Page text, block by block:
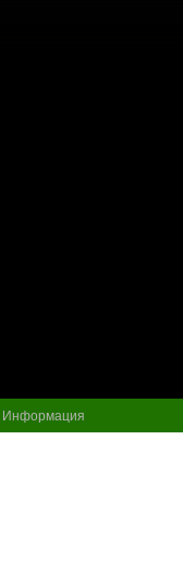
Информация